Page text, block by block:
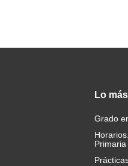
Lo
Grado
Primaria